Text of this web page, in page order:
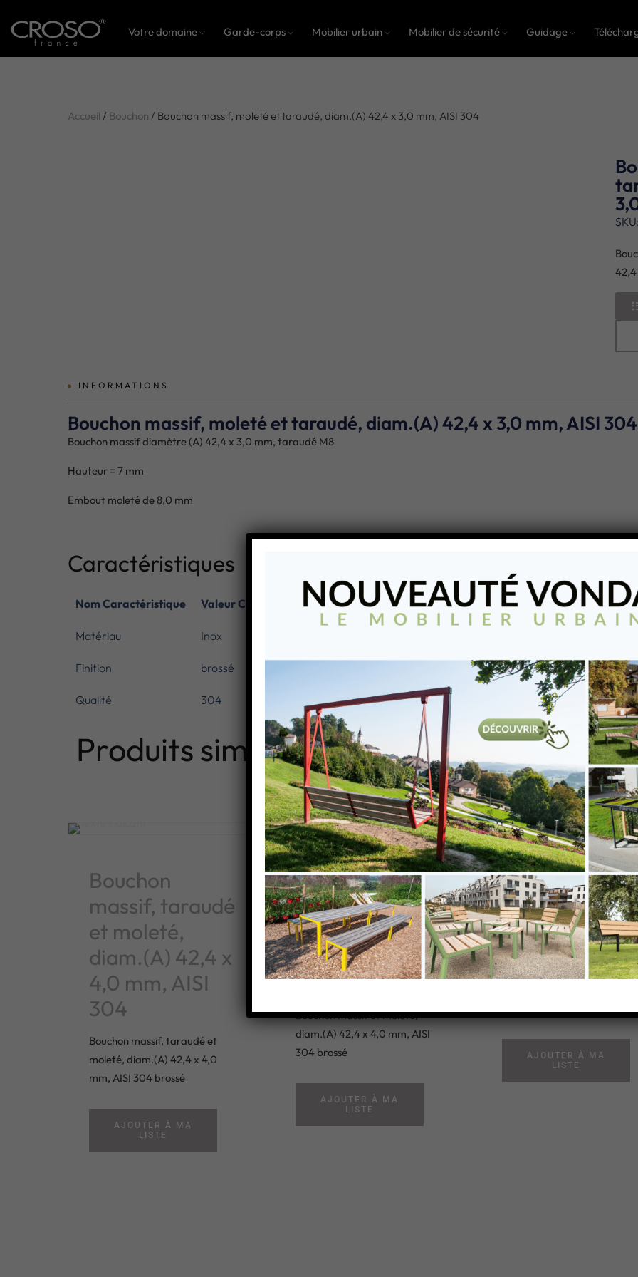
Votre domaine Garde-corps Mobilier urbain Mobilier de sécurité Guidage
Accueil / Bouchon / Bouchon massif, moleté et taraudé, diam.(A) 42,4 x 3,0 mm, AISI 304
INFORMATIONS
Bouchon massif, moleté et taraudé, diam.(A) 42,4 x 3,0 mm, AISI 304
Bouchon massif diamètre (A) 42,4 x 3,0 mm, taraudé M8
Hauteur = 7 mm
Embout moleté de 8,0 mm
Caractéristiques
Nom Caractéristique Valeur Caractéristique
Matériau Inox
Finition brossé
Qualité 304
Produits similaires
Bouchon
massif, taraudé
et moleté,
diam.(A) 42,4 x
4,0 mm, AISI
304
Bouchon massif, taraudé et
moleté, diam.(A) 42,4 x 4,0
mm, AISI 304 brossé
AJOUTER À MA
LISTE
Bouchon massif
et moleté,
diam.(A) 42,4 x
4,0 mm, AISI
304
Bouchon massif et moleté,
diam.(A) 42,4 x 4,0 mm, AISI
304 brossé
AJOUTER À MA
LISTE
Bouchon
plat, flexible,
dim. (A) 50,0
mm, Acier
AJOUTER À MA
LISTE